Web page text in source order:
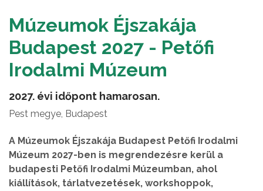
Múzeumok Éjszakája
Budapest 2027 - Petőfi
Irodalmi Múzeum
2027. évi időpont hamarosan.
Pest megye, Budapest
A Múzeumok Éjszakája Budapest Petőfi Irodalmi
Múzeum 2027-ben is megrendezésre kerül a
budapesti Petőfi Irodalmi Múzeumban, ahol
kiállítások, tárlatvezetések, workshoppok,